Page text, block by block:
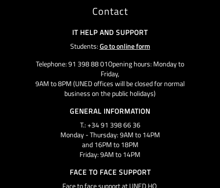
Contact
IT HELP AND SUPPORT
Students:Go to online form
Telephone: 91 398 88 01Opening hours: Monday to
Friday,
9AM to 8PM (UNED offices will be closed for normal
business on the public holidays)
GENERAL INFORMATION
T.: +34 91 398 66 36
Monday - Thursday: 9AM to 14PM
and 16PM to 18PM
Friday: 9AM to 14PM
FACE TO FACE SUPPORT
Face to face support at UNED HQ